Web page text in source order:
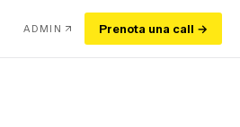
ADMIN Prenota una call →